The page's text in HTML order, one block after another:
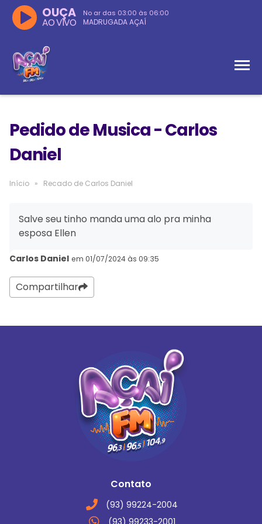
No ar das 03:00 às 06:00
MADRUGADA AÇAÍ
OUÇA
AO VIVO
Pedido de Musica - Carlos
Daniel
Início » Recado de Carlos Daniel
Salve seu tinho manda uma alo pra minha
esposa Ellen
Carlos Daniel em 01/07/2024 às 09:35
Compartilhar
Contato
(93) 99224-2004
(93) 99233-2001